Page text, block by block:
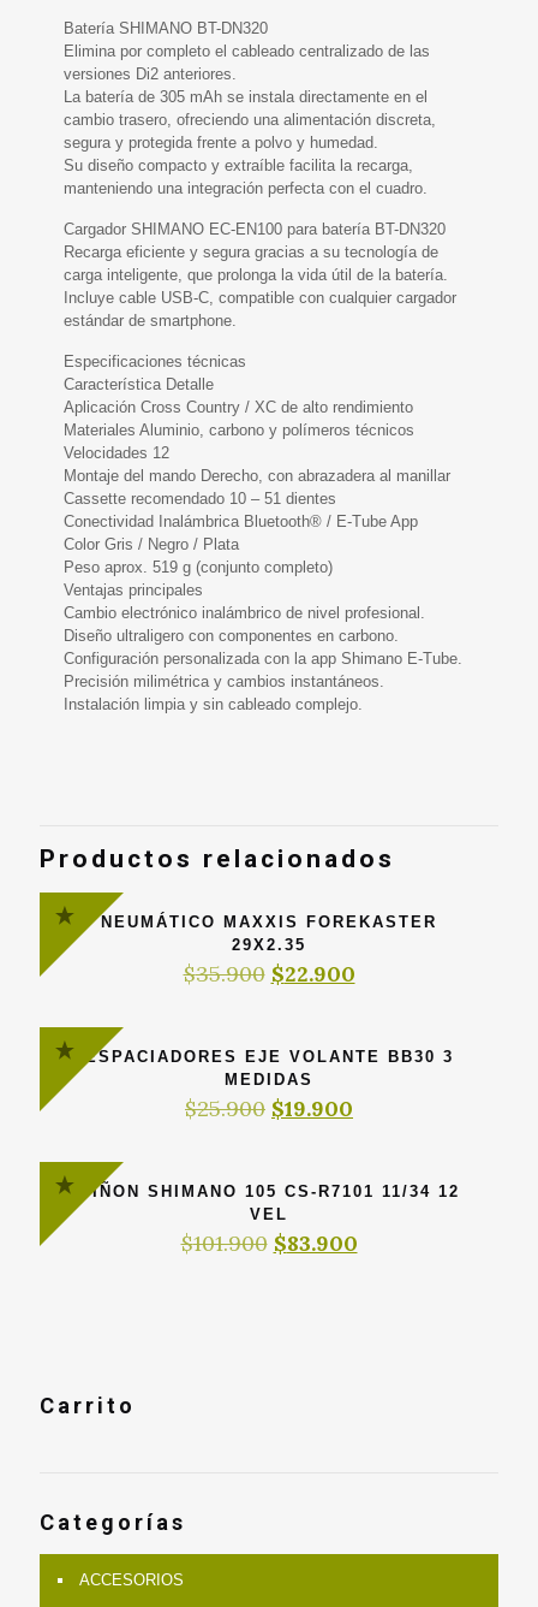
Batería SHIMANO BT-DN320
Elimina por completo el cableado centralizado de las
versiones Di2 anteriores.
La batería de 305 mAh se instala directamente en el
cambio trasero, ofreciendo una alimentación discreta,
segura y protegida frente a polvo y humedad.
Su diseño compacto y extraíble facilita la recarga,
manteniendo una integración perfecta con el cuadro.
Cargador SHIMANO EC-EN100 para batería BT-DN320
Recarga eficiente y segura gracias a su tecnología de
carga inteligente, que prolonga la vida útil de la batería.
Incluye cable USB-C, compatible con cualquier cargador
estándar de smartphone.
Especificaciones técnicas
Característica Detalle
Aplicación Cross Country / XC de alto rendimiento
Materiales Aluminio, carbono y polímeros técnicos
Velocidades 12
Montaje del mando Derecho, con abrazadera al manillar
Cassette recomendado 10 – 51 dientes
Conectividad Inalámbrica Bluetooth® / E-Tube App
Color Gris / Negro / Plata
Peso aprox. 519 g (conjunto completo)
Ventajas principales
Cambio electrónico inalámbrico de nivel profesional.
Diseño ultraligero con componentes en carbono.
Configuración personalizada con la app Shimano E-Tube.
Precisión milimétrica y cambios instantáneos.
Instalación limpia y sin cableado complejo.
Productos relacionados
NEUMÁTICO MAXXIS FOREKASTER
29X2.35
$35.900 El
$35.900.
$22.900El
$22.900.
ESPACIADORES EJE VOLANTE BB30 3
MEDIDAS
$25.900 El
$25.900.
$19.900
$19.900.
PIÑON SHIMANO 105 CS-R7101 11/34 12
VEL
$101.900 El
$83.900El
Carrito
Categorías
ACCESORIOS